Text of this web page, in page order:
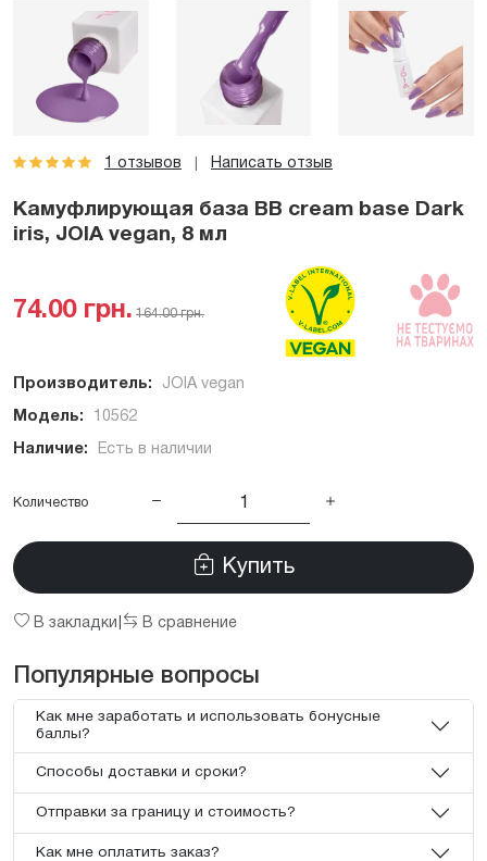
1 отзывов Написать отзыв
Камуфлирующая база BB cream base Dark
iris, JOIA vegan, 8 мл
74.00 грн. 164.00 грн.
Производитель: JOIA vegan
Модель: 10562
Наличие: Есть в наличии
Количество
Купить
В закладки В сравнение
Популярные вопросы
Как мне заработать и использовать бонусные
баллы?
Способы доставки и сроки?
Отправки за границу и стоимость?
Как мне оплатить заказ?